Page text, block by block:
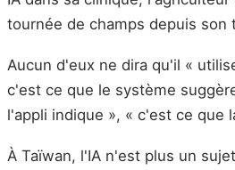
tournée de champs depuis son
Aucun d'eux ne dira qu'il «
c'est ce que le système
l'appli indique », « c'est ce que
À Taïwan, l'IA n'est plus un